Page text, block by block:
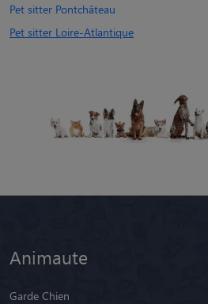
Pet sitter Pontchâteau
Pet sitter Loire-Atlantique
Animaute
Garde Chien